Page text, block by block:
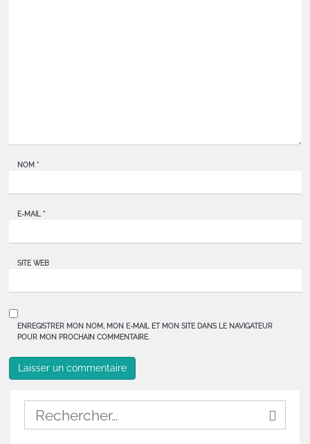
NOM *
E-MAIL *
SITE WEB
ENREGISTRER MON NOM, MON E-MAIL ET MON SITE DANS LE NAVIGATEUR
POUR MON PROCHAIN COMMENTAIRE.